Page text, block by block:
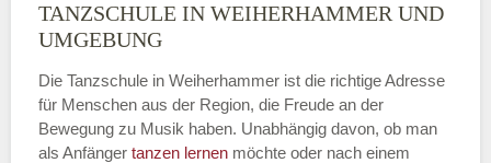
TANZSCHULE IN WEIHERHAMMER UND
UMGEBUNG
Die Tanzschule in Weiherhammer ist die richtige Adresse
für Menschen aus der Region, die Freude an der
Bewegung zu Musik haben. Unabhängig davon, ob man
als Anfänger tanzen lernen möchte oder nach einem